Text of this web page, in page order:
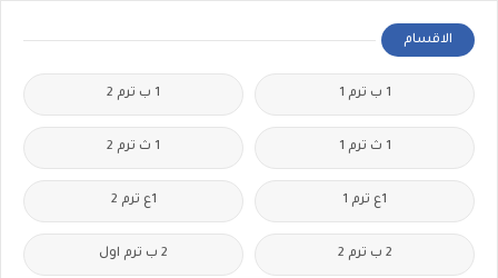
الاقسام
1 ب ترم 1 1 ب ترم 2
1 ث ترم 1 1 ث ترم 2
1ع ترم 1 1ع ترم 2
2 ب ترم 2 2 ب ترم اول